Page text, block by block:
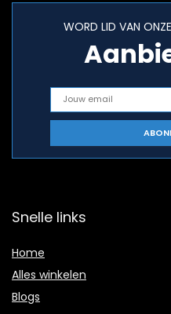
WORD LID VAN
Snelle links
Home
Alles winkelen
Blogs